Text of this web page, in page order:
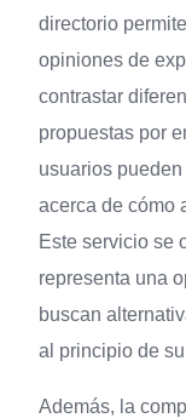
directorio
opiniones de
contrastar
propuestas por
usuarios
acerca de cómo
Este servicio se
representa una
buscan
al principio de
Además, la